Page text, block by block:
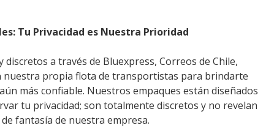
Tu Privacidad es Nuestra Prioridad
discretos a través de Bluexpress, Correos de Chile,
nuestra propia flota de transportistas para brindarte
más confiable. Nuestros empaques están diseñados
tu privacidad; son totalmente discretos y no revelan
fantasía de nuestra empresa.